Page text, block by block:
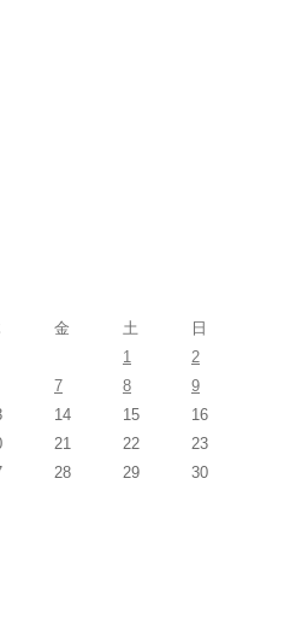
金 土
日
1
2
7 8
9
14 15
16
21 22
23
28 29
30